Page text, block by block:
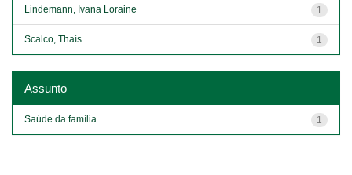
1
Lindemann, Ivana Loraine
1
Scalco, Thaís
Assunto
1
Saúde da família